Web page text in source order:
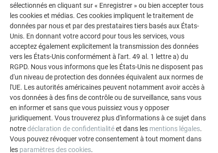
FRAISAGE DE RAINURES EN V
Cette vidéo montre le fraisage en V et le pliage des
panneaux composites en aluminium PREFABOND avec âme
FR et A2.
VERS LE PRODUIT
sélectionnés en cliquant sur « Enregistrer » ou bien accepter tous
les cookies et médias. Ces cookies impliquent le traitement de
données par nous et par des prestataires tiers basés aux États-
Unis. En donnant votre accord pour tous les services, vous
acceptez également explicitement la transmission des données
vers les États-Unis conformément à l'art. 49 al. 1 lettre a) du
RGPD. Nous vous informons que les États-Unis ne disposent pas
d'un niveau de protection des données équivalent aux normes de
l'UE. Les autorités américaines peuvent notamment avoir accès à
vos données à des fins de contrôle ou de surveillance, sans vous
en informer et sans que vous puissiez vous y opposer
juridiquement. Vous trouverez plus d'informations à ce sujet dans
notredéclaration de confidentialitéet dans les mentions légales.
Vous pouvez révoquer votre consentement à tout moment dans
les paramètres des cookies.